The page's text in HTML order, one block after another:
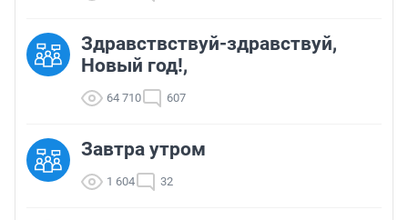
Здравствствуй-здравствуй,
Новый год!,
64 710 607
Завтра утром
1 604 32